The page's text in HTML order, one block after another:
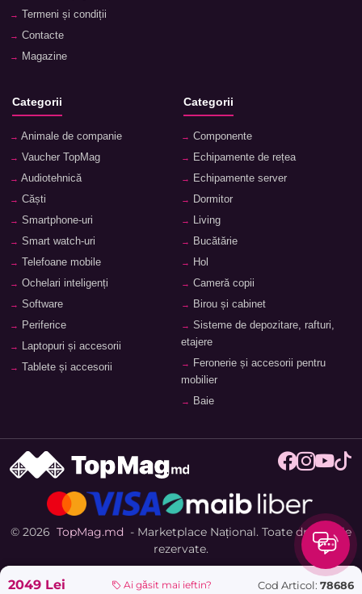
2049 Lei Ai găsit mai ieftin? Cod Articol: 78686
Termeni și condiții
Contacte
Magazine
Categorii
Animale de companie
Vaucher TopMag
Audiotehnică
Căști
Smartphone-uri
Smart watch-uri
Telefoane mobile
Ochelari inteligenți
Software
Periferice
Laptopuri și accesorii
Tablete și accesorii
Categorii
Componente
Echipamente de rețea
Echipamente server
Dormitor
Living
Bucătărie
Hol
Cameră copii
Birou și cabinet
Sisteme de depozitare, rafturi,
etajere
Feronerie și accesorii pentru
mobilier
Baie
© 2026 TopMag.md - Marketplace Național. Toate drepturile
rezervate.